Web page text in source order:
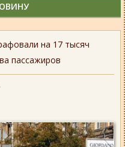
на 17 тысяч
пассажиров